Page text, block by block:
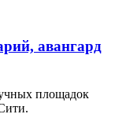
авангард
площадок